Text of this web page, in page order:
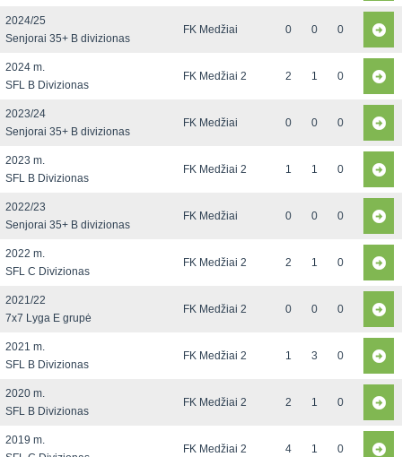
2024/25
Senjorai 35+ B divizionas
FK Medžiai 0 0 0
2024 m.
SFL B Divizionas
FK Medžiai 2 2 1 0
2023/24
Senjorai 35+ B divizionas
FK Medžiai 0 0 0
2023 m.
SFL B Divizionas
FK Medžiai 2 1 1 0
2022/23
Senjorai 35+ B divizionas
FK Medžiai 0 0 0
2022 m.
SFL C Divizionas
FK Medžiai 2 2 1 0
2021/22
7x7 Lyga E grupė
FK Medžiai 2 0 0 0
2021 m.
SFL B Divizionas
FK Medžiai 2 1 3 0
2020 m.
SFL B Divizionas
FK Medžiai 2 2 1 0
2019 m.
FK Medžiai 2 4 1 0